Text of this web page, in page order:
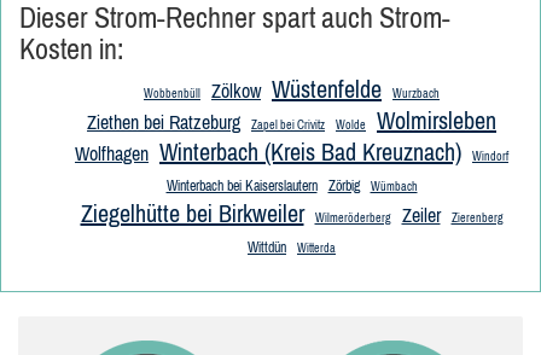
Dieser Strom-Rechner spart auch Strom-
Kosten in:
Wobbenbüll Zölkow Wüstenfelde Wurzbach
Ziethen bei Ratzeburg Zapel bei Crivitz Wolde Wolmirsleben
Wolfhagen Winterbach (Kreis Bad Kreuznach) Windorf
Winterbach bei Kaiserslautern Zörbig Wümbach
Ziegelhütte bei Birkweiler Wilmeröderberg Zeiler Zierenberg
Wittdün Witterda